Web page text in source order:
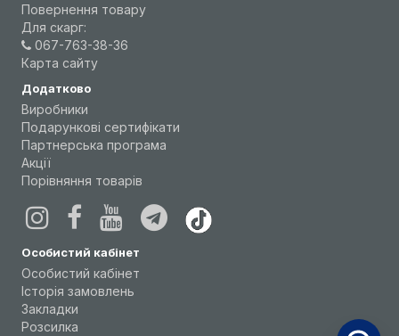
Повернення товару
Для скарг:
067-763-38-36
Карта сайту
Додатково
Виробники
Подарункові сертифікати
Партнерська програма
Акції
Порівняння товарів
Особистий кабінет
Особистий кабінет
Історія замовлень
Закладки
Розсилка